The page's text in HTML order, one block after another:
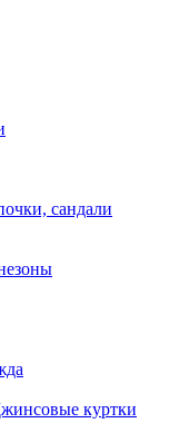
сандали
куртки